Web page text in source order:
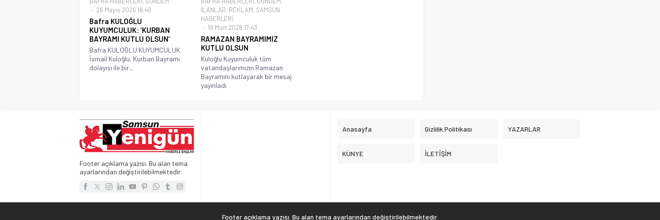
26 Mayıs 2026 18:49
Bafra KULOĞLU
KUYUMCULUK: ‘KURBAN
BAYRAMI KUTLU OLSUN’
Bafra KULOĞLU KUYUMCULUK
İsmail Kuloğlu, Kurban Bayramı
dolayısı ile bir...
İLANLAR, REKLAM, SAMSUN
HABERLERİ
19 Mart 2026 17:43
RAMAZAN BAYRAMIMIZ
KUTLU OLSUN
Kuloğlu Kuyumculuk tüm
vatandaşlarımızın Ramazan
Bayramını kutlayarak bir mesaj
yayınladı
Footer açıklama yazısı. Bu alan tema
ayarlarından değiştirilebilmektedir.
Anasayfa Gizlilik Politikası YAZARLAR
KÜNYE İLETİŞİM
Footer açıklama yazısı. Bu alan tema ayarlarından değiştirilebilmektedir.